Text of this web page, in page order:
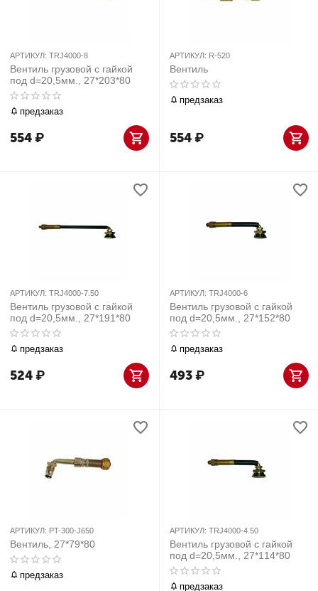
АРТИКУЛ: TRJ4000-8
Вентиль грузовой с гайкой
под d=20,5мм., 27*203*80
предзаказ
554₽
АРТИКУЛ: R-520
Вентиль
предзаказ
554₽
АРТИКУЛ: TRJ4000-7.50
Вентиль грузовой с гайкой
под d=20,5мм., 27*191*80
предзаказ
524₽
АРТИКУЛ: TRJ4000-6
Вентиль грузовой с гайкой
под d=20,5мм., 27*152*80
предзаказ
493₽
АРТИКУЛ: PT-300-J650
Вентиль, 27*79*80
предзаказ
АРТИКУЛ: TRJ4000-4.50
Вентиль грузовой с гайкой
под d=20,5мм., 27*114*80
предзаказ